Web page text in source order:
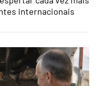
internacionais